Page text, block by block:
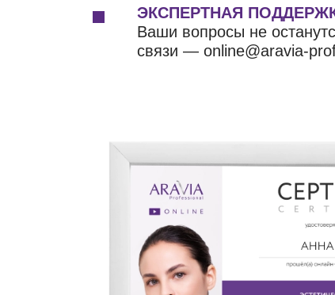
ЭКСПЕРТНАЯ
Ваши вопросы не
связи — online@aravia-